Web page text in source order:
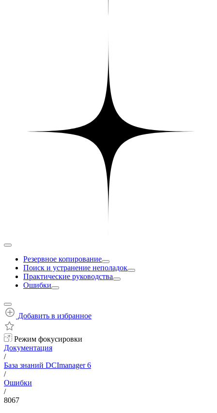
Резервное копирование
Поиск и устранение неполадок
Практические руководства
Ошибки
Добавить в избранное
Режим фокусировки
Документация
/
База знаний DCImanager 6
/
Ошибки
/
8067